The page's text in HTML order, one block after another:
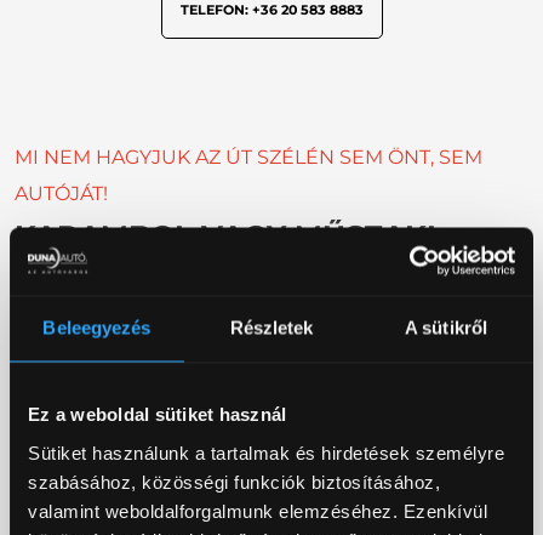
Beleegyezés Részletek A sütikről
Ez a weboldal sütiket használ
Sütiket használunk a tartalmak és hirdetések személyre
szabásához, közösségi funkciók biztosításához,
valamint weboldalforgalmunk elemzéséhez. Ezenkívül
TELEFON: +36 20 583 8883
MI NEM HAGYJUK AZ ÚT SZÉLÉN SEM ÖNT, SEM
AUTÓJÁT!
KARAMBOL VAGY MŰSZAKI
MEGHIBÁSODÁS?
Csak egy telefon, és a Duna Autó Zrt. 0-24 órában
elérhető autómentő szolgálata rövid időn belül segít
Munkaidőben kollégánk, munkaidőn kívül
szerződött partnerünk által biztosítjuk a gyors és
szakszerű segítséget, mely együttműködésünk